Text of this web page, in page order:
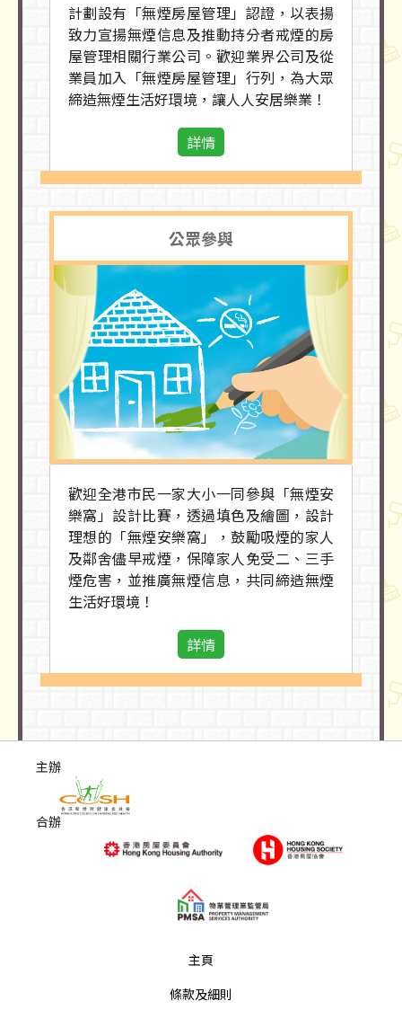
計劃設有「無煙房屋管理」認證，以表揚
致力宣揚無煙信息及推動持分者戒煙的房
屋管理相關行業公司。歡迎業界公司及從
業員加入「無煙房屋管理」行列，為大眾
締造無煙生活好環境，讓人人安居樂業！
詳情
公眾參與
歡迎全港市民一家大小一同參與「無煙安
樂窩」設計比賽，透過填色及繪圖，設計
理想的「無煙安樂窩」，鼓勵吸煙的家人
及鄰舍儘早戒煙，保障家人免受二、三手
煙危害，並推廣無煙信息，共同締造無煙
生活好環境！
詳情
主辦
合辦
主頁
條款及細則